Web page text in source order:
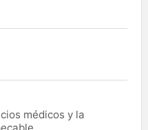
médicos y la